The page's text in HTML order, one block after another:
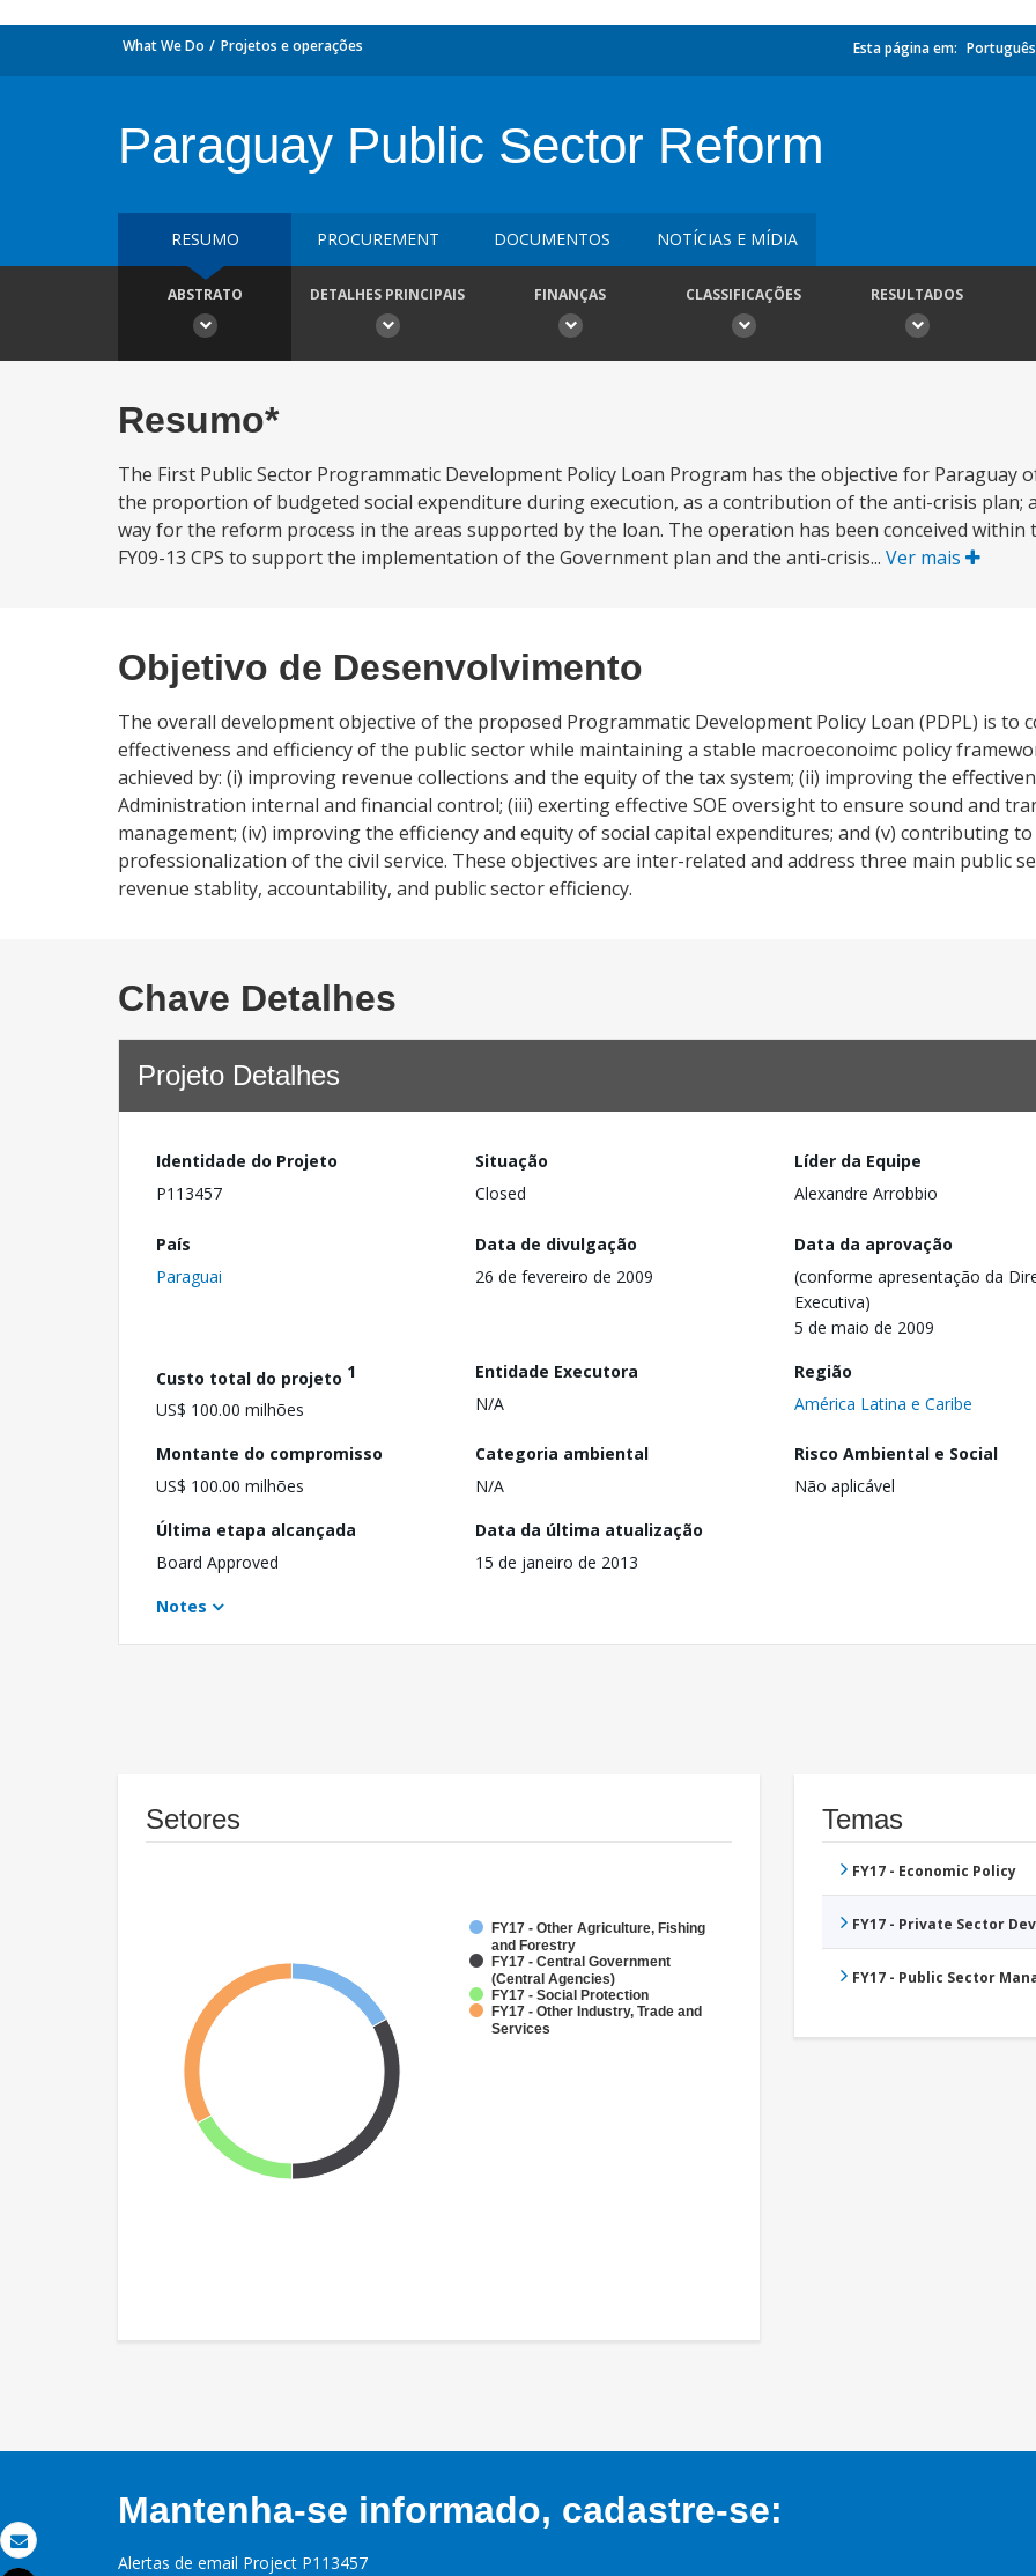
Email
What We Do Projetos e operações Esta página em: Português
Paraguay Public Sector Reform
RESUMO PROCUREMENT DOCUMENTOS NOTÍCIAS E MÍDIA
ABSTRATO DETALHES PRINCIPAIS FINANÇAS CLASSIFICAÇÕES RESULTADOS
Resumo*
The First Public Sector Programmatic Development Policy Loan Program has the objective for Paraguay
the proportion of budgeted social expenditure during execution, as a contribution of the anti-crisis plan;
way for the reform process in the areas supported by the loan. The operation has been conceived within
FY09-13 CPS to support the implementation of the Government plan and the anti-crisis... Ver mais
Objetivo de Desenvolvimento
The overall development objective of the proposed Programmatic Development Policy Loan (PDPL) is to
effectiveness and efficiency of the public sector while maintaining a stable macroeconoimc policy
achieved by: (i) improving revenue collections and the equity of the tax system; (ii) improving the
Administration internal and financial control; (iii) exerting effective SOE oversight to ensure sound and
management; (iv) improving the efficiency and equity of social capital expenditures; and (v) contributing
professionalization of the civil service. These objectives are inter-related and address three main public
revenue stablity, accountability, and public sector efficiency.
Chave Detalhes
Projeto Detalhes
Identidade do Projeto
P113457
Situação
Closed
Líder da Equipe
Alexandre Arrobbio
País
Paraguai
Data de divulgação
26 de fevereiro de 2009
Data da aprovação
(conforme apresentação da
Executiva)
5 de maio de 2009
Custo total do projeto 1
US$ 100.00 milhões
Entidade Executora
N/A
Região
América Latina e Caribe
Montante do compromisso
US$ 100.00 milhões
Categoria ambiental
N/A
Risco Ambiental e Social
Não aplicável
Última etapa alcançada
Board Approved
Data da última atualização
15 de janeiro de 2013
Notes
Setores
FY17 - Other Agriculture, Fishing
and Forestry
FY17 - Central Government
(Central Agencies)
FY17 - Social Protection
FY17 - Other Industry, Trade and
Services
Temas
FY17 - Economic Policy
FY17 - Private Sector
FY17 - Public Sector
Mantenha-se informado, cadastre-se:
Alertas de email Project P113457